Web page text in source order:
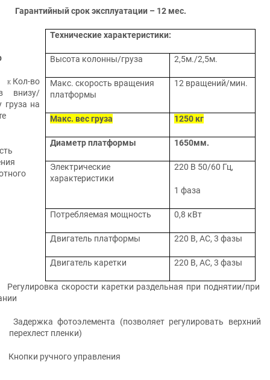
Гарантийный срок эксплуатации – 12 мес.
Технические характеристики:
Высота колонны/груза 2,5м./2,5м.
Макс. скорость вращения
платформы
12 вращений/мин.
Макс. вес груза 1250 кг
Диаметр платформы 1650мм.
Электрические
характеристики
220 В 50/60 Гц,
1 фаза
Потребляемая мощность 0,8 кВт
Двигатель платформы 220 В, АС, 3 фазы
Двигатель каретки 220 В, АС, 3 фазы
Кол-во
внизу/
груза на
Регулировка скорости каретки раздельная при поднятии/при
Задержка фотоэлемента (позволяет регулировать верхний
перехлест пленки)
Кнопки ручного управления